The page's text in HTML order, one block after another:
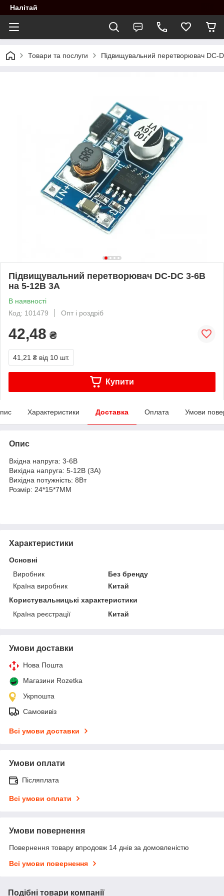
Налітай
Товари та послуги Підвищувальний перетворювач DC-
Підвищувальний перетворювач DC-DC 3-6В
на 5-12В 3А
В наявності
Код: 101479
Опт і роздріб
42,48 ₴
41,21 ₴ від 10 шт.
Купити
Характеристики Доставка Оплата Умови
Опис
Вхідна напруга: 3-6В
Вихідна напруга: 5-12В (3А)
Вихідна потужність: 8Вт
Розмір: 24*15*7MM
Характеристики
Основні
Виробник
Без бренду
Країна виробник
Китай
Користувальницькі характеристики
Країна реєстрації
Китай
Умови доставки
Нова Пошта
Магазини Rozetka
Укрпошта
Самовивіз
Всі умови доставки
Умови оплати
Післяплата
Всі умови оплати
Умови повернення
Повернення товару впродовж 14 днів за домовленістю
Всі умови повернення
Подібні товари компанії